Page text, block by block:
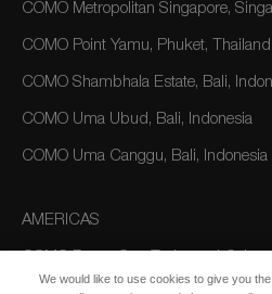
COMO Metropolitan Singapore,
COMO Point Yamu, Phuket, Thailand
COMO Shambhala Estate, Bali,
COMO Uma Ubud, Bali, Indonesia
COMO Uma Canggu, Bali, Indonesia
AMERICAS
We would like to use cookies to give you